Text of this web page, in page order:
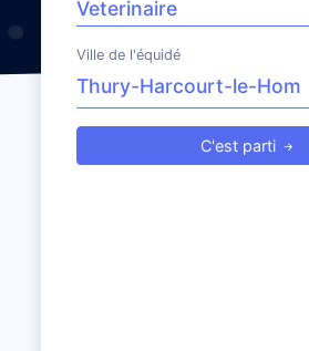
Ville de l'équidé
C'est parti